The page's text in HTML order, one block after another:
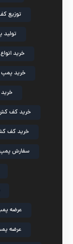
توزیع
خرید
خرید
خرید کف
خرید کف کش ۴۰
سفارش پمپ
عرضه
عرضه